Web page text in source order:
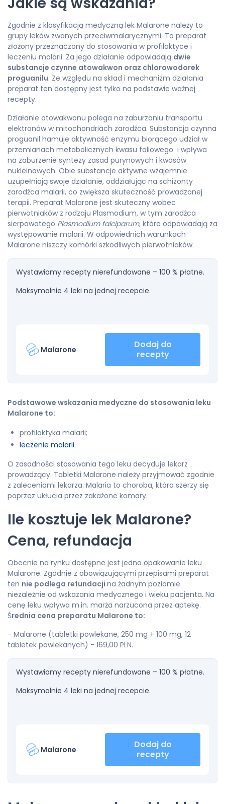
Zgodnie z klasyfikacją medyczną lek Malarone należy to
grupy leków zwanych przeciwmalarycznymi. To preparat
złożony przeznaczony do stosowania w profilaktyce i
leczeniu malarii. Za jego działanie odpowiadają dwie
substancje czynne atowakwon oraz chlorowodorek
proguanilu. Ze względu na skład i mechanizm działania
preparat ten dostępny jest tylko na podstawie ważnej
recepty.
Działanie atowakwonu polega na zaburzaniu transportu
elektronów w mitochondriach zarodźca. Substancja czynna
proguanil hamuje aktywność enzymu biorącego udział w
przemianach metabolicznych kwasu foliowego i wpływa
na zaburzenie syntezy zasad purynowych i kwasów
nukleinowych. Obie substancje aktywne wzajemnie
uzupełniają swoje działanie, oddziałując na schizonty
zarodźca malarii, co zwiększa skuteczność prowadzonej
terapii. Preparat Malarone jest skuteczny wobec
pierwotniaków z rodzaju Plasmodium, w tym zarodźca
sierpowatego Plasmodium falciparum, które odpowiadają za
występowanie malarii. W odpowiednich warunkach
Malarone niszczy komórki szkodliwych pierwotniaków.
Wystawiamy recepty nierefundowane – 100 % płatne.
Maksymalnie 4 leki na jednej recepcie.
Malarone
Dodaj do
recepty
Podstawowe wskazania medyczne do stosowania leku
Malarone to:
profilaktyka malarii;
leczenie malarii.
O zasadności stosowania tego leku decyduje lekarz
prowadzący. Tabletki Malarone należy przyjmować zgodnie
z zaleceniami lekarza. Malaria to choroba, która szerzy się
poprzez ukłucia przez zakażone komary.
Ile kosztuje lek Malarone?
Cena, refundacja
Obecnie na rynku dostępne jest jedno opakowanie leku
Malarone. Zgodnie z obowiązującymi przepisami preparat
ten nie podlega refundacji na żadnym poziomie
niezależnie od wskazania medycznego i wieku pacjenta. Na
cenę leku wpływa m.in. marża narzucona przez aptekę.
Średnia cena preparatu Malarone to:
- Malarone (tabletki powlekane, 250 mg + 100 mg, 12
tabletek powlekanych) - 169,00 PLN.
Wystawiamy recepty nierefundowane – 100 % płatne.
Maksymalnie 4 leki na jednej recepcie.
Malarone
Dodaj do
recepty